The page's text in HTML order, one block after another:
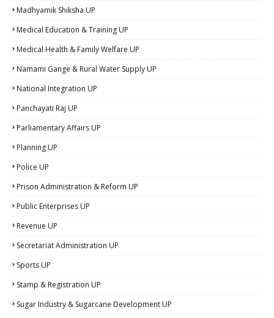
Madhyamik Shiksha UP
Medical Education & Training UP
Medical Health & Family Welfare UP
Namami Gange & Rural Water Supply UP
National Integration UP
Panchayati Raj UP
Parliamentary Affairs UP
Planning UP
Police UP
Prison Administration & Reform UP
Public Enterprises UP
Revenue UP
Secretariat Administration UP
Sports UP
Stamp & Registration UP
Sugar Industry & Sugarcane Development UP